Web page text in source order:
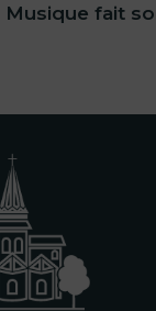
Musique fait